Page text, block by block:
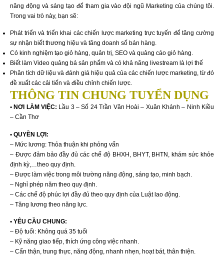
năng động và sáng tạo để tham gia vào đội ngũ Marketing của chúng tôi.
Trong vai trò này, bạn sẽ:
Phát triển và triển khai các chiến lược marketing trực tuyến để tăng cường
sự nhận biết thương hiệu và tăng doanh số bán hàng.
Có kinh nghiệm tạo giỏ hàng, quản trị, SEO và quảng cáo giỏ hàng.
Biết làm Video quảng bá sản phẩm và có khả năng livestream là lợi thế
Phân tích dữ liệu và đánh giá hiệu quả của các chiến lược marketing, từ đó
đề xuất các cải tiến và điều chỉnh chiến lược.
THÔNG TIN CHUNG TUYỂN DỤNG
• NƠI LÀM VIỆC: Lầu 3 – Số 24 Trần Văn Hoài – Xuân Khánh – Ninh Kiều
– Cần Thơ
• QUYỀN LỢI:
– Mức lương: Thỏa thuận khi phỏng vấn
– Được đảm bảo đầy đủ các chế độ BHXH, BHYT, BHTN, khám sức khỏe
định kỳ,…theo quy định.
– Được làm việc trong môi trường năng động, sáng tạo, minh bạch.
– Nghỉ phép năm theo quy định.
– Các chế độ phúc lợi đầy đủ theo quy định của Luật lao động.
– Tăng lương theo năng lực.
• YÊU CẦU CHUNG:
– Độ tuổi: Không quá 35 tuổi
– Kỹ năng giao tiếp, thích ứng công việc nhanh.
– Cẩn thận, trung thực, năng động, nhanh nhẹn, hoạt bát, thân thiện.